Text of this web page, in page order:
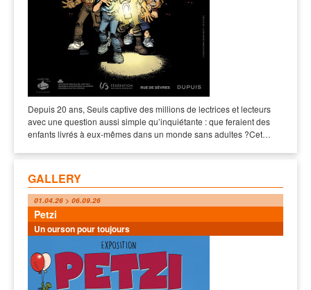
Depuis 20 ans, Seuls captive des millions de lectrices et lecteurs
avec une question aussi simple qu’inquiétante : que feraient des
enfants livrés à eux-mêmes dans un monde sans adultes ?Cet…
GALLERY
01.04.26 > 06.09.26
Petzi
Un ourson pour toujours